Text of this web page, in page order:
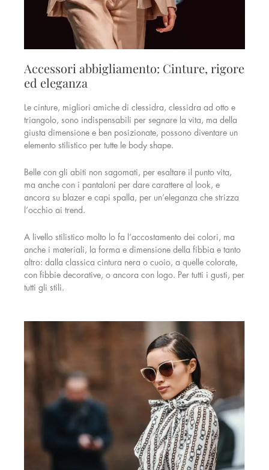
Accessori abbigliamento: Cinture, rigore
ed eleganza
Le cinture, migliori amiche di clessidra, clessidra ad otto e
triangolo, sono indispensabili per segnare la vita, ma della
giusta dimensione e ben posizionate, possono diventare un
elemento stilistico per tutte le body shape.
Belle con gli abiti non sagomati, per esaltare il punto vita,
ma anche con i pantaloni per dare carattere al look, e
ancora su blazer e capi spalla, per un’eleganza che strizza
l’occhio ai trend.
A livello stilistico molto lo fa l’accostamento dei colori, ma
anche i materiali, la forma e dimensione della fibbia e tanto
altro: dalla classica cintura nera o cuoio, a quelle colorate,
con fibbie decorative, o ancora con logo. Per tutti i gusti, per
tutti gli stili.